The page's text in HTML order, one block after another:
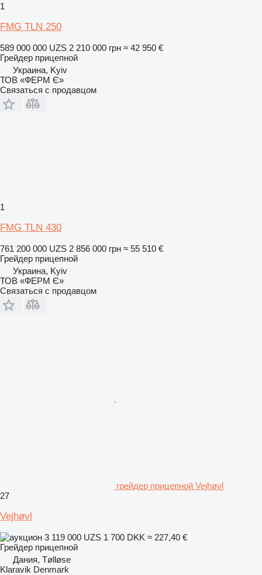
1
FMG TLN 250
589 000 000 UZS 2 210 000 грн ≈ 42 950 €
Грейдер прицепной
Украина, Kyiv
ТОВ «ФЕРМ Є»
Связаться с продавцом
1
FMG TLN 430
761 200 000 UZS 2 856 000 грн ≈ 55 510 €
Грейдер прицепной
Украина, Kyiv
ТОВ «ФЕРМ Є»
Связаться с продавцом
грейдер прицепной Vejhøvl
27
Vejhøvl
3 119 000 UZS 1 700 DKK ≈ 227,40 €
Грейдер прицепной
Дания, Tølløse
Klaravik Denmark